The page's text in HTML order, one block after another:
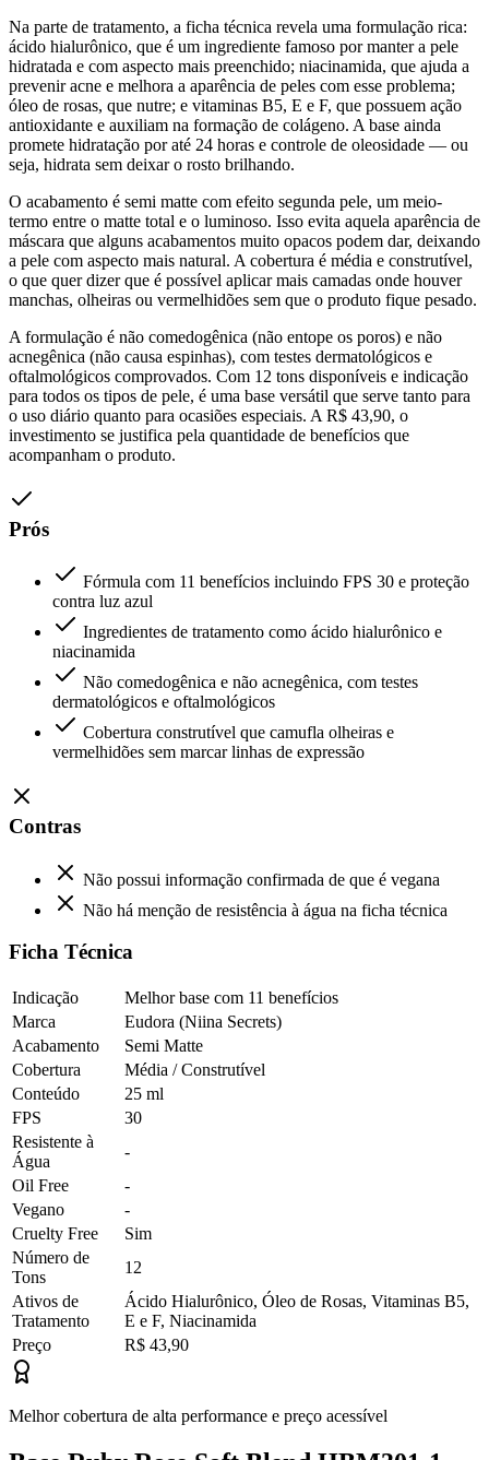
Na parte de tratamento, a ficha técnica revela uma formulação rica:
ácido hialurônico, que é um ingrediente famoso por manter a pele
hidratada e com aspecto mais preenchido; niacinamida, que ajuda a
prevenir acne e melhora a aparência de peles com esse problema;
óleo de rosas, que nutre; e vitaminas B5, E e F, que possuem ação
antioxidante e auxiliam na formação de colágeno. A base ainda
promete hidratação por até 24 horas e controle de oleosidade — ou
seja, hidrata sem deixar o rosto brilhando.
O acabamento é semi matte com efeito segunda pele, um meio-
termo entre o matte total e o luminoso. Isso evita aquela aparência de
máscara que alguns acabamentos muito opacos podem dar, deixando
a pele com aspecto mais natural. A cobertura é média e construtível,
o que quer dizer que é possível aplicar mais camadas onde houver
manchas, olheiras ou vermelhidões sem que o produto fique pesado.
A formulação é não comedogênica (não entope os poros) e não
acnegênica (não causa espinhas), com testes dermatológicos e
oftalmológicos comprovados. Com 12 tons disponíveis e indicação
para todos os tipos de pele, é uma base versátil que serve tanto para
o uso diário quanto para ocasiões especiais. A R$ 43,90, o
investimento se justifica pela quantidade de benefícios que
acompanham o produto.
Prós
Fórmula com 11 benefícios incluindo FPS 30 e proteção
contra luz azul
Ingredientes de tratamento como ácido hialurônico e
niacinamida
Não comedogênica e não acnegênica, com testes
dermatológicos e oftalmológicos
Cobertura construtível que camufla olheiras e
vermelhidões sem marcar linhas de expressão
Contras
Não possui informação confirmada de que é vegana
Não há menção de resistência à água na ficha técnica
Ficha Técnica
Indicação
Melhor base com 11 benefícios
Marca
Eudora (Niina Secrets)
Acabamento
Semi Matte
Cobertura
Média / Construtível
Conteúdo
25 ml
FPS
30
Resistente à
Água
-
Oil Free
-
Vegano
-
Cruelty Free
Sim
Número de
Tons
12
Ativos de
Tratamento
Ácido Hialurônico, Óleo de Rosas, Vitaminas B5,
E e F, Niacinamida
Preço
R$ 43,90
Melhor cobertura de alta performance e preço acessível